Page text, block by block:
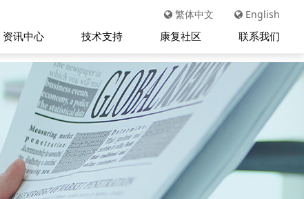
繁体中文 English
资讯中心 技术支持 康复社区 联系我们